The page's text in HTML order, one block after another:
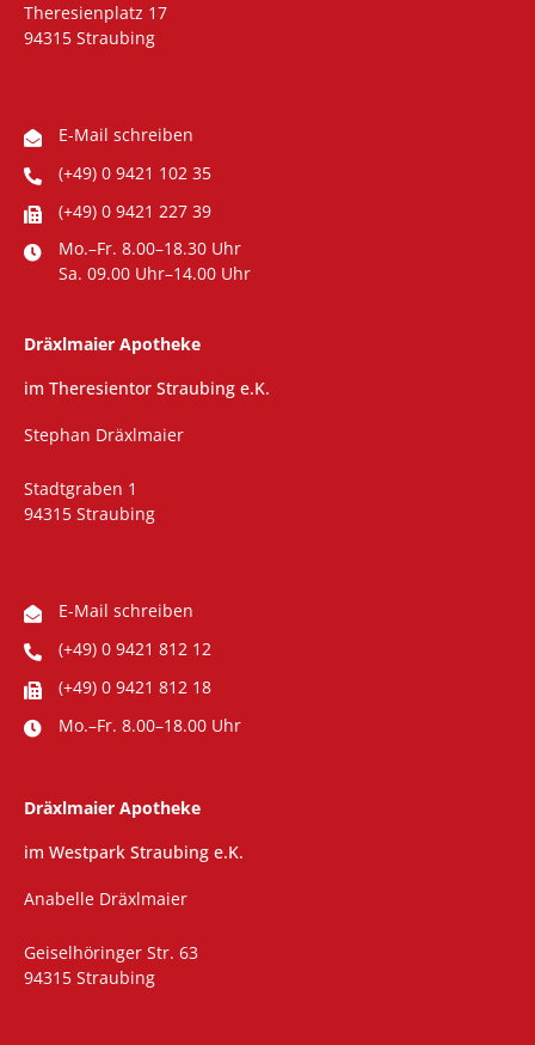
Theresienplatz 17
94315 Straubing
E-Mail schreiben
(+49) 0 9421 102 35
(+49) 0 9421 227 39
Mo.–Fr. 8.00–18.30 Uhr
Sa. 09.00 Uhr–14.00 Uhr
Dräxlmaier Apotheke
im Theresientor Straubing e.K.
Stephan Dräxlmaier
Stadtgraben 1
94315 Straubing
E-Mail schreiben
(+49) 0 9421 812 12
(+49) 0 9421 812 18
Mo.–Fr. 8.00–18.00 Uhr
Dräxlmaier Apotheke
im Westpark Straubing e.K.
Anabelle Dräxlmaier
Geiselhöringer Str. 63
94315 Straubing